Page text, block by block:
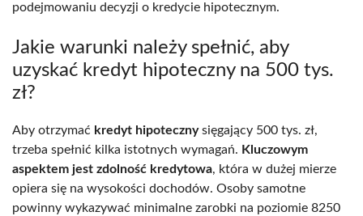
podejmowaniu decyzji o kredycie hipotecznym.
Jakie warunki należy spełnić, aby
uzyskać kredyt hipoteczny na 500 tys.
zł?
Aby otrzymać kredyt hipotecznysięgający 500 tys. zł,
trzeba spełnić kilka istotnych wymagań. Kluczowym
aspektem jest zdolność kredytowa, która w dużej mierze
opiera się na wysokości dochodów. Osoby samotne
powinny wykazywać minimalne zarobki na poziomie 8250